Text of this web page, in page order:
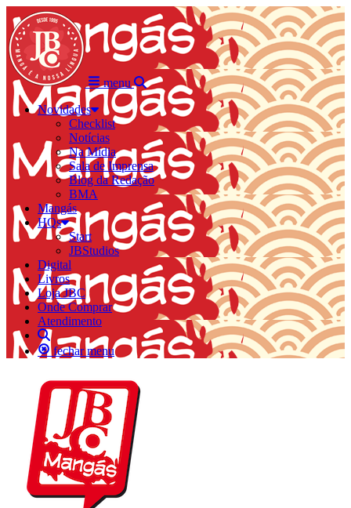
menu
Novidades
Checklist
Notícias
Na Mídia
Sala de Imprensa
Blog da Redação
BMA
Mangás
HQs
Start
JBStudios
Digital
Livros
Loja JBC
Onde Comprar
Atendimento
fechar menu